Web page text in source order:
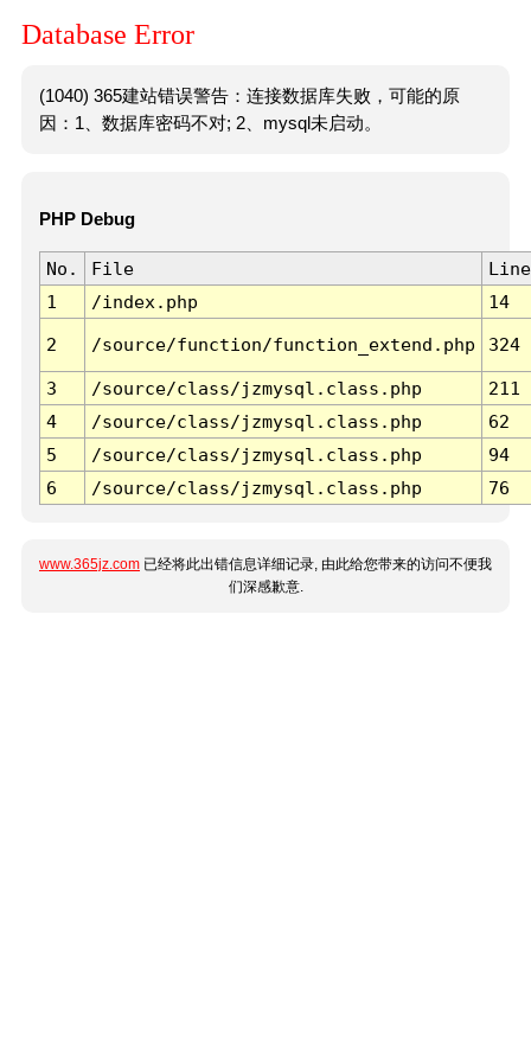
Database Error
(1040) 365建站错误警告：连接数据库失败，可能的原
因：1、数据库密码不对; 2、mysql未启动。
PHP Debug
No. File
Line
1
/index.php 14
2 /source/function/function_extend.php 324
3 /source/class/jzmysql.class.php
211
4
/source/class/jzmysql.class.php
62
5
/source/class/jzmysql.class.php
94
6
/source/class/jzmysql.class.php 76
www.365jz.com 已经将此出错信息详细记录, 由此给您带来的访问不便我
们深感歉意.